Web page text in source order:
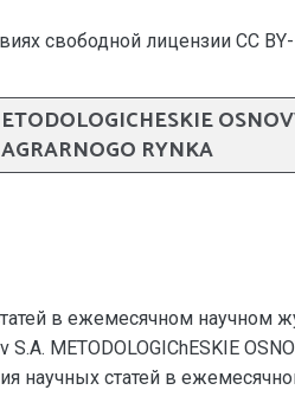
свободной лицензии CC BY-
RYNKA
в ежемесячном научном
METODOLOGIChESKIE
научных статей в